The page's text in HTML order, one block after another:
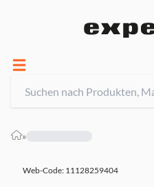
»
Web-Code: 11128259404